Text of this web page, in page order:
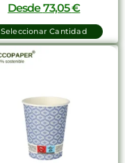
Desde73,05€
Seleccionar Cantidad